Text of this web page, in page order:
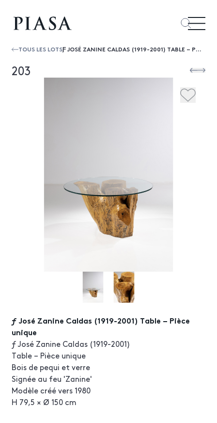
TOUS LES LOTS Ƒ JOSÉ ZANINE CALDAS (1919-2001) TABLE – PIÈCE UNIQUE
203
ƒ José Zanine Caldas (1919-2001) Table – Pièce
unique
ƒ José Zanine Caldas (1919-2001)
Table – Pièce unique
Bois de pequi et verre
Signée au feu 'Zanine'
Modèle créé vers 1980
H 79,5 × Ø 150 cm